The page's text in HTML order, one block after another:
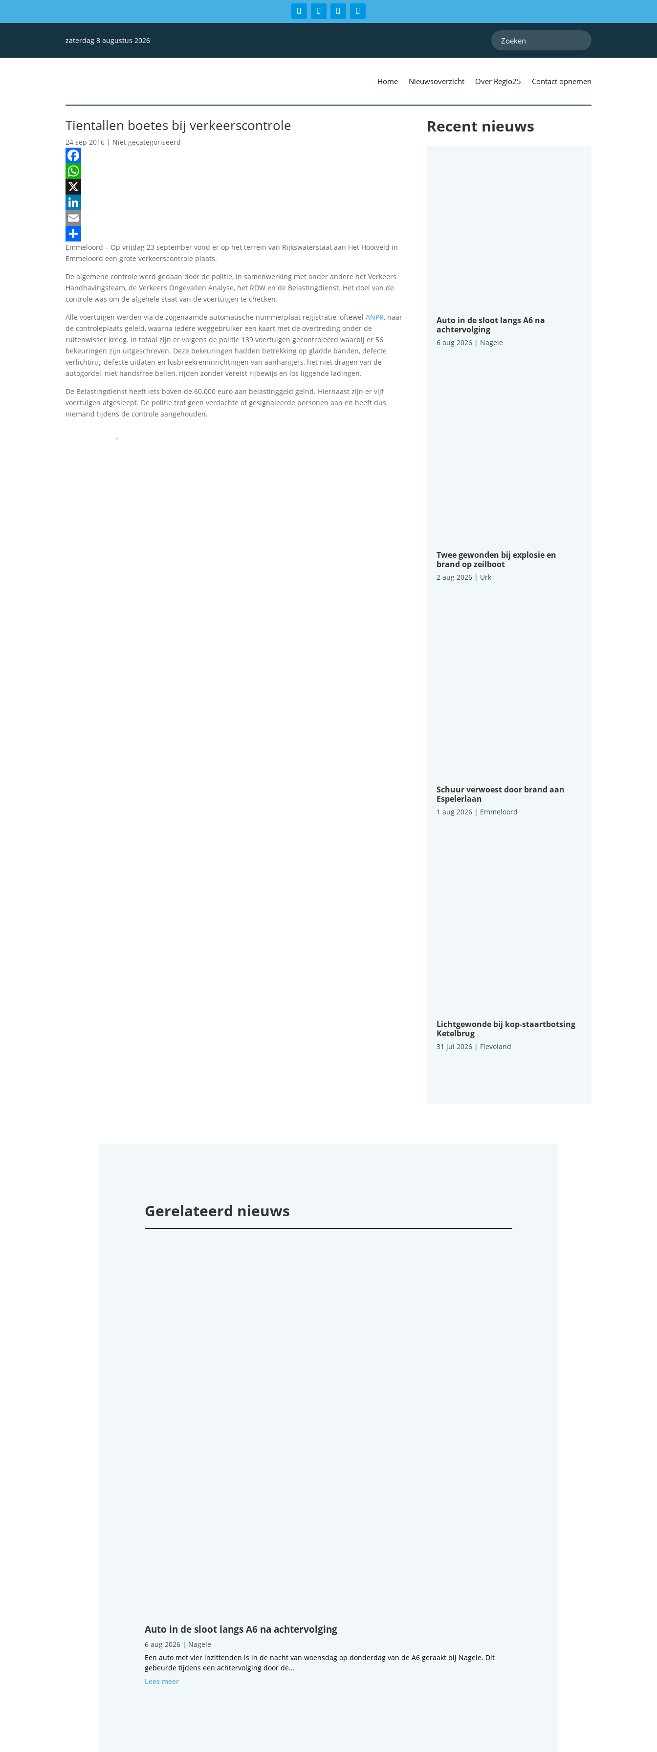
zaterdag 8 augustus 2026
Home Nieuwsoverzicht Over Regio25 Contact opnemen
Tientallen boetes bij verkeerscontrole
24 sep 2016 | Niet gecategoriseerd
Facebook
WhatsApp
X
LinkedIn
Email
Delen
Emmeloord – Op vrijdag 23 september vond er op het terrein van Rijkswaterstaat aan Het Hooiveld in
Emmeloord een grote verkeerscontrole plaats.
De algemene controle werd gedaan door de politie, in samenwerking met onder andere het Verkeers
Handhavingsteam, de Verkeers Ongevallen Analyse, het RDW en de Belastingdienst. Het doel van de
controle was om de algehele staat van de voertuigen te checken.
Alle voertuigen werden via de zogenaamde automatische nummerplaat registratie, oftewelANPR, naar
de controleplaats geleid, waarna iedere weggebruiker een kaart met de overtreding onder de
ruitenwisser kreeg. In totaal zijn er volgens de politie 139 voertuigen gecontroleerd waarbij er 56
bekeuringen zijn uitgeschreven. Deze bekeuringen hadden betrekking op gladde banden, defecte
verlichting, defecte uitlaten en losbreekreminrichtingen van aanhangers, het niet dragen van de
autogordel, niet handsfree bellen, rijden zonder vereist rijbewijs en los liggende ladingen.
De Belastingdienst heeft iets boven de 60.000 euro aan belastinggeld geïnd. Hiernaast zijn er vijf
voertuigen afgesleept. De politie trof geen verdachte of gesignaleerde personen aan en heeft dus
niemand tijdens de controle aangehouden.
Recent nieuws
Auto in de sloot langs A6 na
achtervolging
6 aug 2026| Nagele
Twee gewonden bij explosie en
brand op zeilboot
2 aug 2026| Urk
Schuur verwoest door brand aan
Espelerlaan
1 aug 2026| Emmeloord
Lichtgewonde bij kop-staartbotsing
Ketelbrug
31 jul 2026| Flevoland
Gerelateerd nieuws
Auto in de sloot langs A6 na achtervolging
6 aug 2026| Nagele
Een auto met vier inzittenden is in de nacht van woensdag op donderdag van de A6 geraakt bij Nagele. Dit
gebeurde tijdens een achtervolging door de...
Lees meer